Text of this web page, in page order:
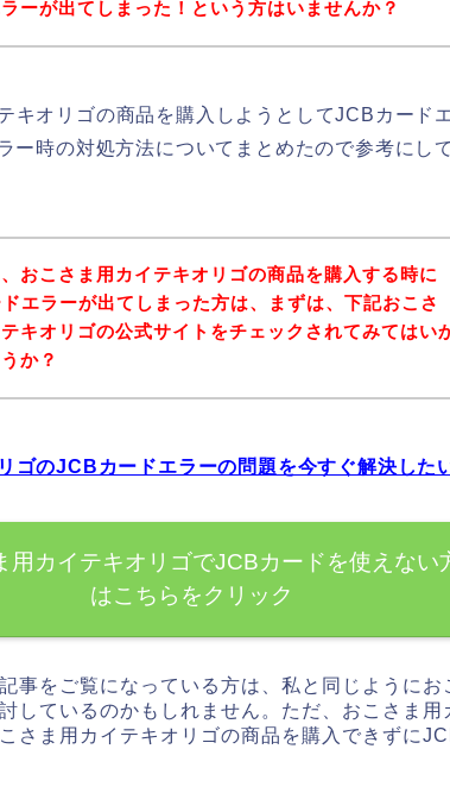
ーが出てしまった！という方はいませんか？
キオリゴの商品を購入しようとしてJCBカード
ー時の対処方法についてまとめたので参考にし
おこさま用カイテキオリゴの商品を購入する時に
エラーが出てしまった方は、まずは、下記おこさ
キオリゴの公式サイトをチェックされてみてはい
か？
ゴのJCBカードエラーの問題を今すぐ解決した
用カイテキオリゴでJCBカードを使えない
はこちらをクリック
事をご覧になっている方は、私と同じようにお
しているのかもしれません。ただ、おこさま用
さま用カイテキオリゴの商品を購入できずに